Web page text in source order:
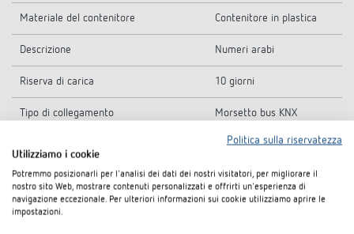
Materiale del contenitore Contenitore in plastica
Descrizione Numeri arabi
Riserva di carica 10 giorni
Tipo di collegamento Morsetto bus KNX
Ø 250 mm
Temperatura ambiente d'esercizio -5°C ... 45°C
Politica sulla riservatezza
Utilizziamo i cookie
Potremmo posizionarli per l'analisi dei dati dei nostri visitatori, per migliorare il
nostro sito Web, mostrare contenuti personalizzati e offrirti un'esperienza di
navigazione eccezionale. Per ulteriori informazioni sui cookie utilizziamo aprire le
impostazioni.